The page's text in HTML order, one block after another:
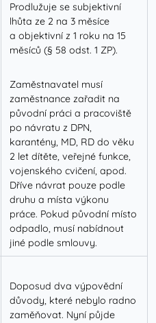
Prodlužuje se subjektivní
lhůta ze 2 na 3 měsíce
a objektivní z 1 roku na 15
měsíců (§ 58 odst. 1 ZP).
Zaměstnavatel musí
zaměstnance zařadit na
původní práci a pracoviště
po návratu z DPN,
karantény, MD, RD do věku
2 let dítěte, veřejné funkce,
vojenského cvičení, apod.
Dříve návrat pouze podle
druhu a místa výkonu
práce. Pokud původní místo
odpadlo, musí nabídnout
jiné podle smlouvy.
Doposud dva výpovědní
důvody, které nebylo radno
zaměňovat. Nyní půjde